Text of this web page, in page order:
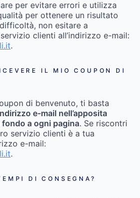
per evitare errori e utilizza
per ottenere un risultato
non esitare a
clienti all’indirizzo e-mail:
.
IL MIO COUPON DI
di benvenuto, ti basta
e-mail nell’apposita
a ogni pagina. Se riscontri
servizio clienti è a tua
e-mail:
.
DI CONSEGNA?